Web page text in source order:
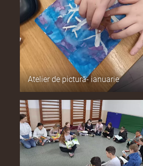
Atelier de pictură- ianuarie